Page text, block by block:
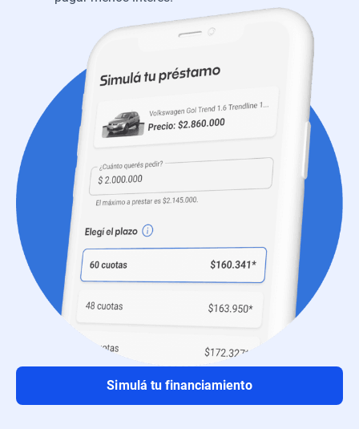
Simulá tu financiamiento